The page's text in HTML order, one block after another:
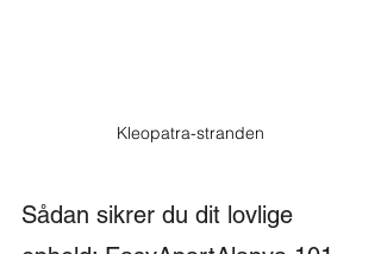
Kleopatra-stranden
Sådan sikrer du dit lovlige